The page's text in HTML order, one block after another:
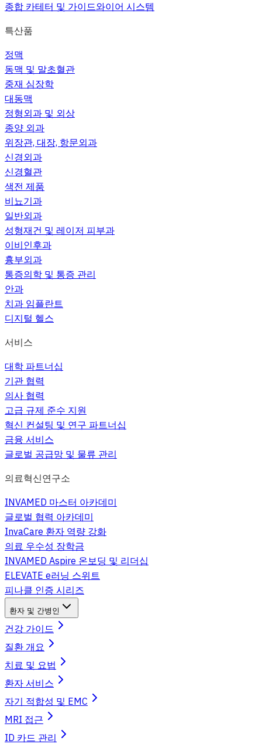
종합 카테터 및 가이드와이어 시스템
특산품
정맥
동맥 및 말초혈관
중재 심장학
대동맥
정형외과 및 외상
종양 외과
위장관, 대장, 항문외과
신경외과
신경혈관
색전 제품
비뇨기과
일반외과
성형재건 및 레이저 피부과
이비인후과
흉부외과
통증의학 및 통증 관리
안과
치과 임플란트
디지털 헬스
서비스
대학 파트너십
기관 협력
의사 협력
고급 규제 준수 지원
혁신 컨설팅 및 연구 파트너십
금융 서비스
글로벌 공급망 및 물류 관리
의료혁신연구소
INVAMED 마스터 아카데미
글로벌 협력 아카데미
InvaCare 환자 역량 강화
의료 우수성 장학금
INVAMED Aspire 온보딩 및 리더십
ELEVATE e러닝 스위트
피나클 인증 시리즈
환자 및 간병인
건강 가이드
질환 개요
치료 및 요법
환자 서비스
자기 적합성 및 EMC
MRI 접근
ID 카드 관리